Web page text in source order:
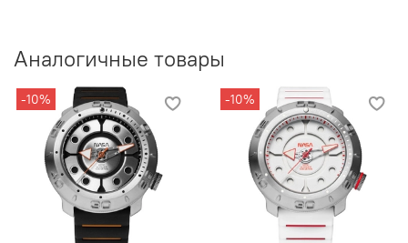
Аналогичные товары
-10% -10%